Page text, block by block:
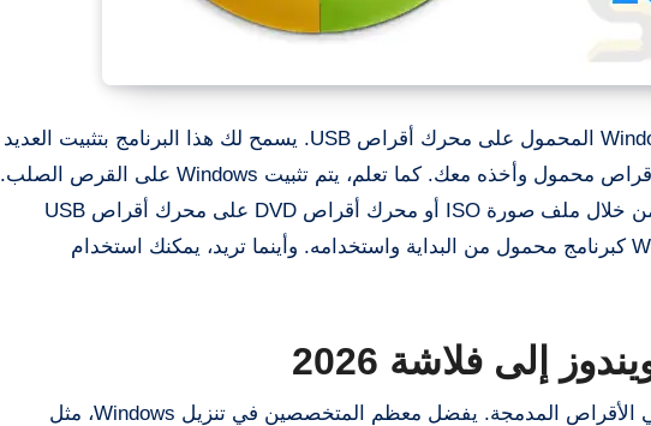
هو برنامج مثير للاهتمام لتثبيت Windows المحمول على محرك أقراص USB. يسمح لك هذا البرنامج بتثبيت العديد
من النوافذ، مثل ويندوز 7 و8 وويندوز 8.1، على محرك أقراص محمول وأخذه معك. كما تعلم، يتم تثبيت Windows على القرص الصلب.
لكن هذا البرنامج يسمح لك بتثبيت Windows محمولاً ومن خلال ملف صورة ISO أو محرك أقراص DVD على محرك أقراص USB
محمول أو محرك أقراص ثابت خارجي وتشغيل Windows كبرنامج محمول من البداية واستخدامه. وأينما تريد، يمكنك استخدام
أصبحت أقراص USB المحمولة أداة أساسية لمستخدمي الأقراص المدمجة. يفضل معظم المتخصصين في تنزيل Windows، مثل